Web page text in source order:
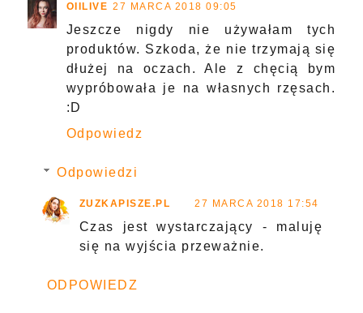
OIILIVE 27 MARCA 2018 09:05
Jeszcze nigdy nie używałam tych
produktów. Szkoda, że nie trzymają się
dłużej na oczach. Ale z chęcią bym
wypróbowała je na własnych rzęsach.
:D
Odpowiedz
Odpowiedzi
ZUZKAPISZE.PL 27 MARCA 2018 17:54
Czas jest wystarczający - maluję
się na wyjścia przeważnie.
ODPOWIEDZ